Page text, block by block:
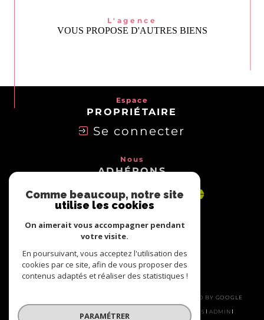
L'agence
VOUS PROPOSE D'AUTRES BIENS
Espace
PROPRIÉTAIRE
Se connecter
Nous
ADHÉRONS
© 2026 | TOUS DROITS RÉSERVÉS | TRADUCTION POWERED BY GOOGLE
|
PLAN DU SITE MENTIONS LÉGALES
ADMIN
NOS LIENS
POLITIQUE RGPD COOKIES
Comme beaucoup, notre site
utilise les cookies
On aimerait vous accompagner pendant
votre visite.
En poursuivant, vous acceptez l'utilisation des
cookies par ce site, afin de vous proposer des
contenus adaptés et réaliser des statistiques !
PARAMÉTRER